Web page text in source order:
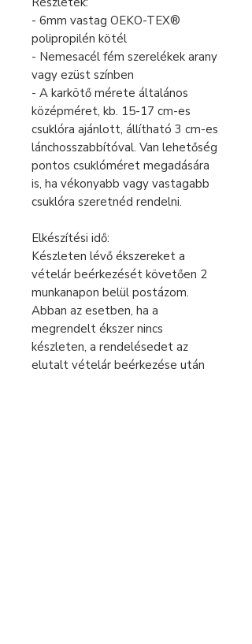
- 6mm vastag OEKO-TEX®
polipropilén kötél
- Nemesacél fém szerelékek arany
vagy ezüst színben
- A karkötő mérete általános
középméret, kb. 15-17 cm-es
csuklóra ajánlott, állítható 3 cm-es
lánchosszabbítóval. Van lehetőség
pontos csuklóméret megadására
is, ha vékonyabb vagy vastagabb
csuklóra szeretnéd rendelni.
Elkészítési idő:
Készleten lévő ékszereket a
vételár beérkezését követően 2
munkanapon belül postázom.
Abban az esetben, ha a
megrendelt ékszer nincs
készleten, a rendelésedet az
elutalt vételár beérkezése után